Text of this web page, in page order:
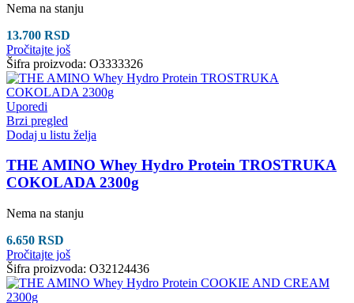
Nema na stanju
13.700 RSD
Pročitajte još
Šifra proizvoda: O3333326
Uporedi
Brzi pregled
Dodaj u listu želja
THE AMINO Whey Hydro Protein TROSTRUKA
COKOLADA 2300g
Nema na stanju
6.650 RSD
Pročitajte još
Šifra proizvoda: O32124436